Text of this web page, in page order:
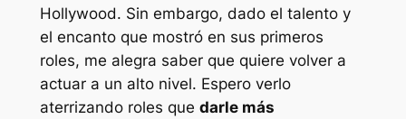
Hollywood. Sin embargo, dado el talento y
el encanto que mostró en sus primeros
roles, me alegra saber que quiere volver a
actuar a un alto nivel. Espero verlo
aterrizando roles que darle más